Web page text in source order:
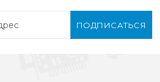
ПОДПИСАТЬСЯ